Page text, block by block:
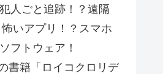
人ごと追跡！？遠隔
いアプリ！？スマホ
フトウェア！
書籍「ロイコクロリデ